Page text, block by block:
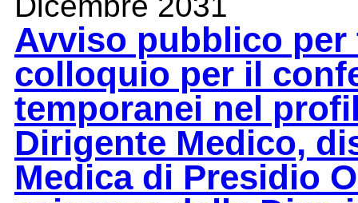
Avviso pubblico
colloquio per il
temporanei nel
Dirigente Medico,
Medica di Presidio